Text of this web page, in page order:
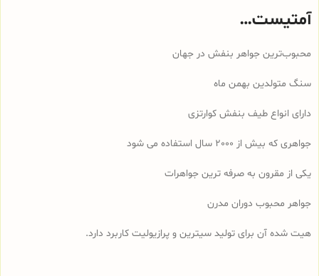
آمتیست…
محبوب‌ترین جواهر بنفش در جهان
سنگ متولدین بهمن ماه
دارای انواع طیف بنفش کوارتزی
جواهری که بیش از 2000 سال استفاده می شود
یکی از مقرون به صرفه ترین جواهرات
جواهر محبوب دوران مدرن
هیت شده آن برای تولید سیترین و پرازیولیت کاربرد دارد.